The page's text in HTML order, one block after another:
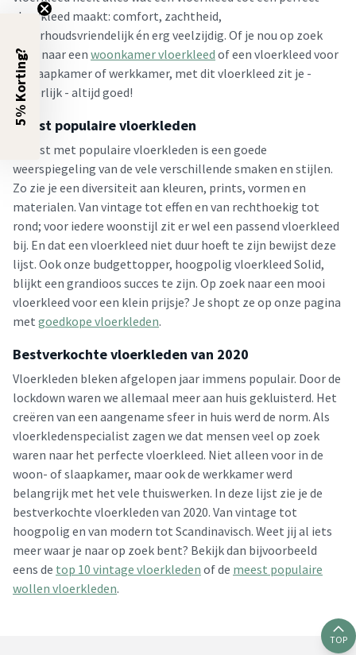
vloerkleed maakt: comfort, zachtheid,
onderhoudsvriendelijk én erg veelzijdig. Of je nou op zoek
bent naar een woonkamer vloerkleed of een vloerkleed voor
de slaapkamer of werkkamer, met dit vloerkleed zit je -
letterlijk - altijd goed!
Meest populaire vloerkleden
De lijst met populaire vloerkleden is een goede
weerspiegeling van de vele verschillende smaken en stijlen.
Zo zie je een diversiteit aan kleuren, prints, vormen en
materialen. Van vintage tot effen en van rechthoekig tot
rond; voor iedere woonstijl zit er wel een passend vloerkleed
bij. En dat een vloerkleed niet duur hoeft te zijn bewijst deze
lijst. Ook onze budgettopper, hoogpolig vloerkleed Solid,
blijkt een grandioos succes te zijn. Op zoek naar een mooi
vloerkleed voor een klein prijsje? Je shopt ze op onze pagina
met goedkope vloerkleden.
Bestverkochte vloerkleden van 2020
Vloerkleden bleken afgelopen jaar immens populair. Door de
lockdown waren we allemaal meer aan huis gekluisterd. Het
creëren van een aangename sfeer in huis werd de norm. Als
vloerkledenspecialist zagen we dat mensen veel op zoek
waren naar het perfecte vloerkleed. Niet alleen voor in de
woon- of slaapkamer, maar ook de werkkamer werd
belangrijk met het vele thuiswerken. In deze lijst zie je de
bestverkochte vloerkleden van 2020. Van vintage tot
hoogpolig en van modern tot Scandinavisch. Weet jij al iets
meer waar je naar op zoek bent? Bekijk dan bijvoorbeeld
eens de top 10 vintage vloerkleden of de meest populaire
wollen vloerkleden.
TOP
5% Korting?